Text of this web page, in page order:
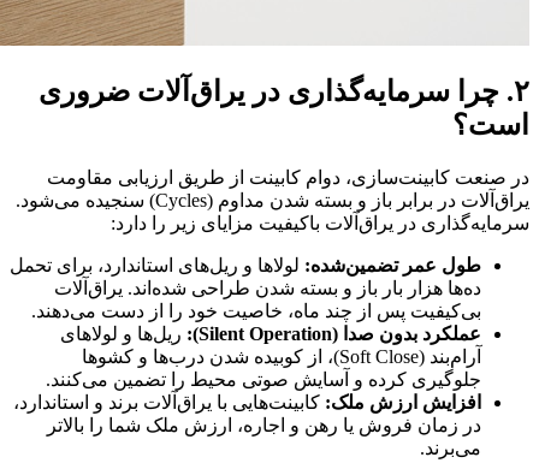
سرمایه‌گذاری در یراق‌آلات ضروری
کابینت‌سازی، دوام کابینت از طریق ارزیابی مقاومت
یراق‌آلات در برابر باز و بسته شدن مداوم (Cycles) سنجیده می‌شود.
در یراق‌آلات باکیفیت مزایای زیر را دارد:
عمر تضمین‌شده:لولاها و ریل‌های استاندارد، برای تحمل
هزار بار باز و بسته شدن طراحی شده‌اند. یراق‌آلات
پس از چند ماه، خاصیت خود را از دست می‌دهند.
بدون صدا(Silent Operation):
ریل‌ها و لولاهای
آرام‌بند (Soft Close)، از کوبیده شدن درب‌ها و کشوها
کرده و آسایش صوتی محیط را تضمین می‌کنند.
ارزش ملک : کابینت‌هایی با یراق‌آلات برند و استاندارد،
زمان فروش یا رهن و اجاره، ارزش ملک شما را بالاتر